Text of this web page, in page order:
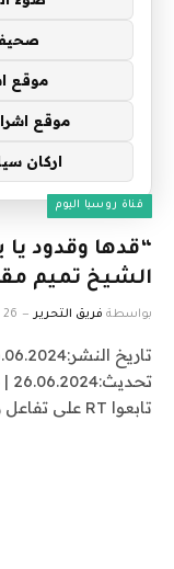
قناة روسيا اليوم
“قدها وقدود
الشيخ تميم
بواسطة فريق التحرير 26 يونيو، 2024
تابعوا RT على تفاعل رواد مواقع…
موقع
موقع
اركان